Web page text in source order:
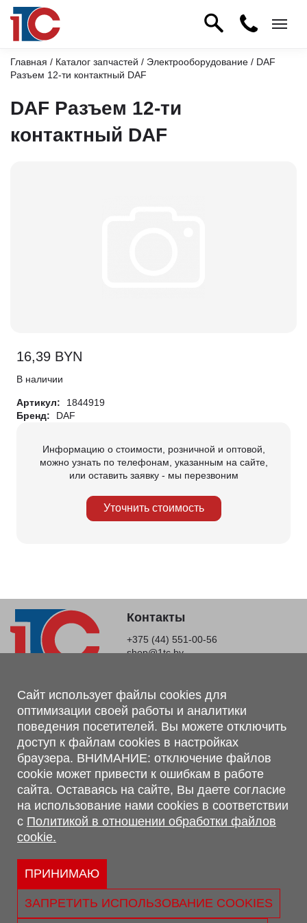
Главная / Каталог запчастей / Электрооборудование / DAF
Разъем 12-ти контактный DAF
DAF Разъем 12-ти
контактный DAF
16,39 BYN
В наличии
Артикул:
1844919
Бренд:
DAF
Информацию о стоимости, розничной и оптовой,
можно узнать по телефонам, указанным на сайте,
или оставить заявку - мы перезвоним
Уточнить стоимость
Контакты
+375 (44) 551-00-56
shop@1tc.by
Магазин, склад
г. Минск, Минский р-н, п. Привольный, ул. Мира, 20А,
223062
г. Брест, ул. Лейтенанта Рябцева, 108 В, 224701
Обращаем Ваше внимание, что вся предоставленная на сайте
информация, касающаяся комплектаций, технических
характеристик, цветовых сочетаний, а также стоимости и
сервисного обслуживания носит информационный характер и
не является публичной офертой, определяемой п.2 ст.407
Гражданского кодекса Республики Беларусь.
Политика обработки персональных данных
Политикой в отношении обработки файлов cookie.
Сайт использует файлы cookies для
оптимизации своей работы и аналитики
поведения посетителей. Вы можете отключить
доступ к файлам cookies в настройках
браузера. ВНИМАНИЕ: отключение файлов
cookie может привести к ошибкам в работе
сайта. Оставаясь на сайте, Вы даете согласие
на использование нами cookies в соответствии
с Политикой в отношении обработки файлов
cookie.
ПРИНИМАЮ
ЗАПРЕТИТЬ ИСПОЛЬЗОВАНИЕ COOKIES